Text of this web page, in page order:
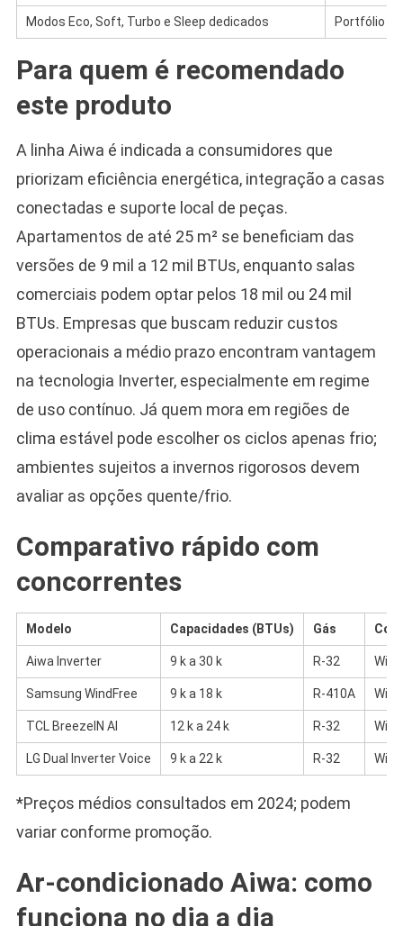
Modos Eco, Soft, Turbo e Sleep dedicados Portfólio
Para quem é recomendado
este produto
A linha Aiwa é indicada a consumidores que
priorizam eficiência energética, integração a casas
conectadas e suporte local de peças.
Apartamentos de até 25 m² se beneficiam das
versões de 9 mil a 12 mil BTUs, enquanto salas
comerciais podem optar pelos 18 mil ou 24 mil
BTUs. Empresas que buscam reduzir custos
operacionais a médio prazo encontram vantagem
na tecnologia Inverter, especialmente em regime
de uso contínuo. Já quem mora em regiões de
clima estável pode escolher os ciclos apenas frio;
ambientes sujeitos a invernos rigorosos devem
avaliar as opções quente/frio.
Comparativo rápido com
concorrentes
Modelo Capacidades (BTUs) Gás
Aiwa Inverter 9 k a 30 k R-32 Wi-
Samsung WindFree 9 k a 18 k R-410A Wi-
TCL BreezeIN AI 12 k a 24 k R-32 Wi-
LG Dual Inverter Voice 9 k a 22 k R-32 Wi-
*Preços médios consultados em 2024; podem
variar conforme promoção.
Ar-condicionado Aiwa: como
funciona no dia a dia